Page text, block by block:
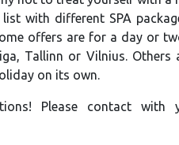
list with different SPA
offers are for a day or
Tallinn or Vilnius. Others
on its own.
Please contact with